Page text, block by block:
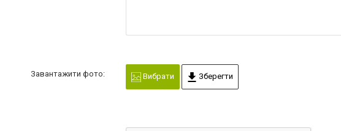
Завантажити фото: Вибрати Зберегти